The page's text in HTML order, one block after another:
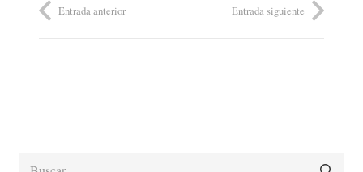
Entrada anterior Entrada siguiente
Buscar: